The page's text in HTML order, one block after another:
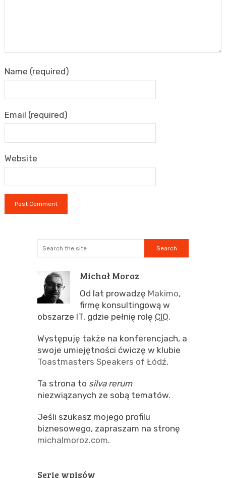
Name (required)
Email (required)
Website
Michał Moroz
Od lat prowadzę Makimo,
firmę konsultingową w
obszarze IT, gdzie pełnię rolę CIO.
Występuję także na konferencjach, a
swoje umiejętności ćwiczę w klubie
Toastmasters Speakers of Łódź.
Ta strona to silva rerum
niezwiązanych ze sobą tematów.
Jeśli szukasz mojego profilu
biznesowego, zapraszam na stronę
michalmoroz.com.
Serie wpisów